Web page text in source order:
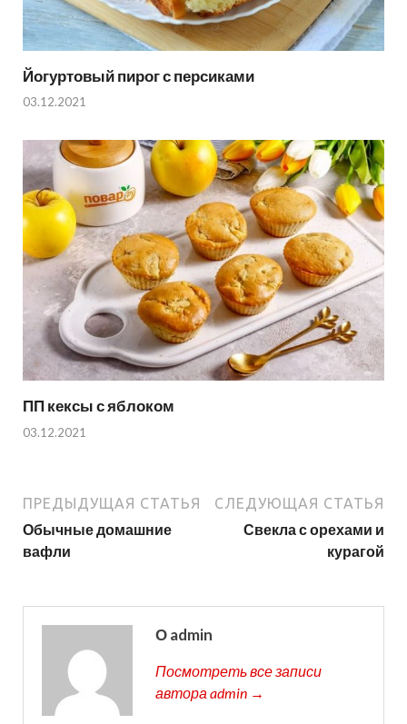
Йогуртовый пирог с персиками
03.12.2021
ПП кексы с яблоком
03.12.2021
ПРЕДЫДУЩАЯ СТАТЬЯ
Обычные домашние
вафли
СЛЕДУЮЩАЯ СТАТЬЯ
Свекла с орехами и
курагой
О admin
Посмотреть все записи
автора admin →